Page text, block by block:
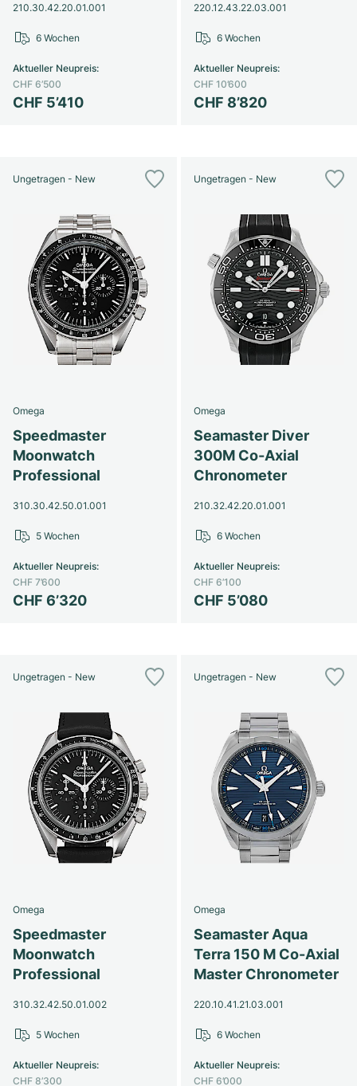
210.30.42.20.01.001
CHF 5’410
Aktueller Neupreis:
CHF 6’500
6 Wochen
220.12.43.22.03.001
CHF 8’820
Aktueller Neupreis:
CHF 10’600
6 Wochen
Ungetragen - New
Omega
Speedmaster
Moonwatch
Professional
310.30.42.50.01.001
CHF 6’320
Aktueller Neupreis:
CHF 7’600
5 Wochen
Ungetragen - New
Omega
Seamaster Diver
300M Co-Axial
Chronometer
210.32.42.20.01.001
CHF 5’080
Aktueller Neupreis:
CHF 6’100
6 Wochen
Ungetragen - New
Omega
Speedmaster
Moonwatch
Professional
310.32.42.50.01.002
Aktueller Neupreis:
CHF 8’300
5 Wochen
Ungetragen - New
Omega
Seamaster Aqua
Terra 150 M Co-Axial
Master Chronometer
220.10.41.21.03.001
Aktueller Neupreis:
CHF 6’000
6 Wochen